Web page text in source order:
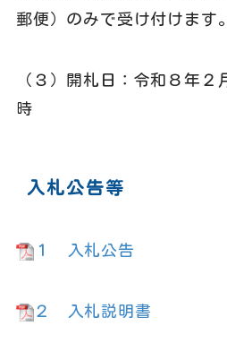
郵便）のみで受け付けます。
（３）開札日：令和８年２
時
入札公告等
１ 入札公告
２ 入札説明書